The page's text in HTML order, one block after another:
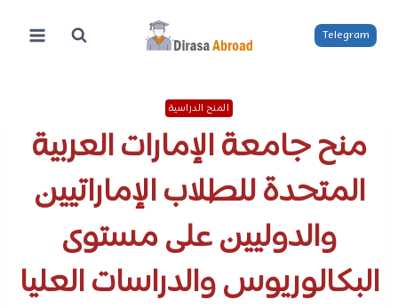
المحتوى
Telegram
المنح الدراسية
منح جامعة الإمارات العربية
المتحدة للطلاب الإماراتيين
والدوليين على مستوى
البكالوريوس والدراسات العليا